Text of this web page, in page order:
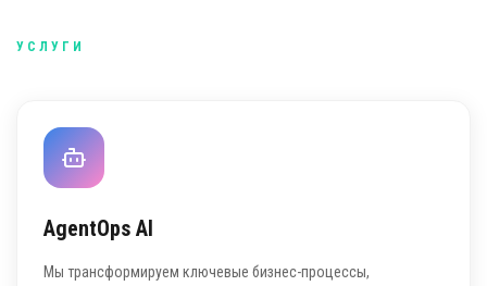
УСЛУГИ
AgentOps AI
Мы трансформируем ключевые бизнес-процессы,